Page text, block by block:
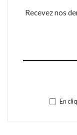
Recevez nos
En